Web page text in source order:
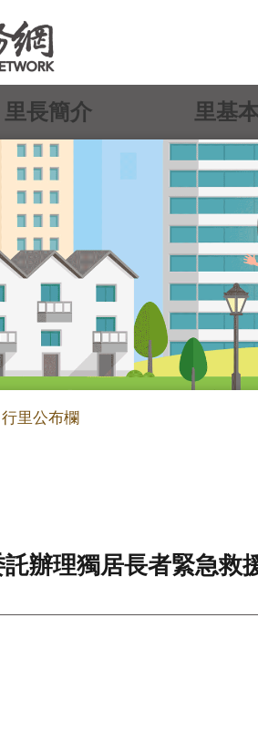
里長簡介 里基
里公布欄
辦理獨居長者緊急救